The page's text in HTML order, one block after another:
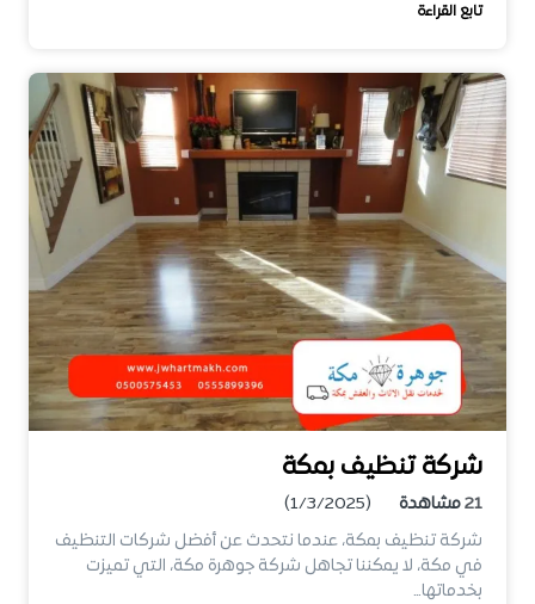
تابع القراءة
شركة تنظيف بمكة
21مشاهدة
(1/3/2025)
شركة تنظيف بمكة، عندما نتحدث عن أفضل شركات التنظيف
في مكة، لا يمكننا تجاهل شركة جوهرة مكة، التي تميزت
بخدماتها…